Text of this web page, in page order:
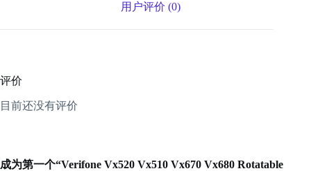
用户评价 (0)
评价
目前还没有评价
成为第一个“Verifone Vx520 Vx510 Vx670 Vx680 Rotatable